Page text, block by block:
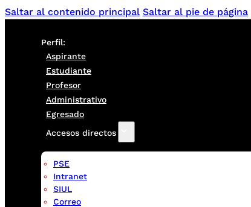
Saltar al contenido principal Saltar al pie de página
Perfil:
Aspirante
Estudiante
Profesor
Administrativo
Egresado
Accesos directos
PSE
Intranet
SIUL
Correo